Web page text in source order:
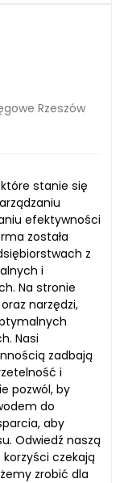
Rzeszów
stanie się
efektywności
została
z
i
Na stronie
narzędzi,
Nasi
zadbają
i
pozwól, by
do
aby
Odwiedź naszą
czekają
zrobić dla